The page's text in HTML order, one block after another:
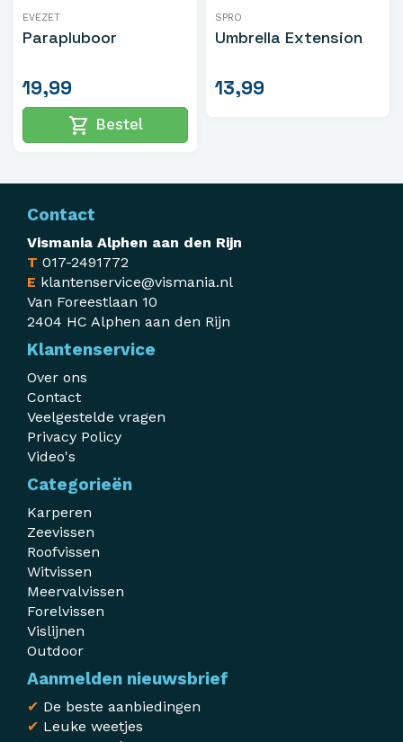
EVEZET
Parapluboor
19,99
shopping_cart Bestel
SPRO
Umbrella Extension
13,99
Contact
Vismania Alphen aan den Rijn
T 017-2491772
E klantenservice@vismania.nl
Van Foreestlaan 10
2404 HC Alphen aan den Rijn
Klantenservice
Over ons
Contact
Veelgestelde vragen
Privacy Policy
Video's
Categorieën
Karperen
Zeevissen
Roofvissen
Witvissen
Meervalvissen
Forelvissen
Vislijnen
Outdoor
Aanmelden nieuwsbrief
✔ De beste aanbiedingen
✔ Leuke weetjes